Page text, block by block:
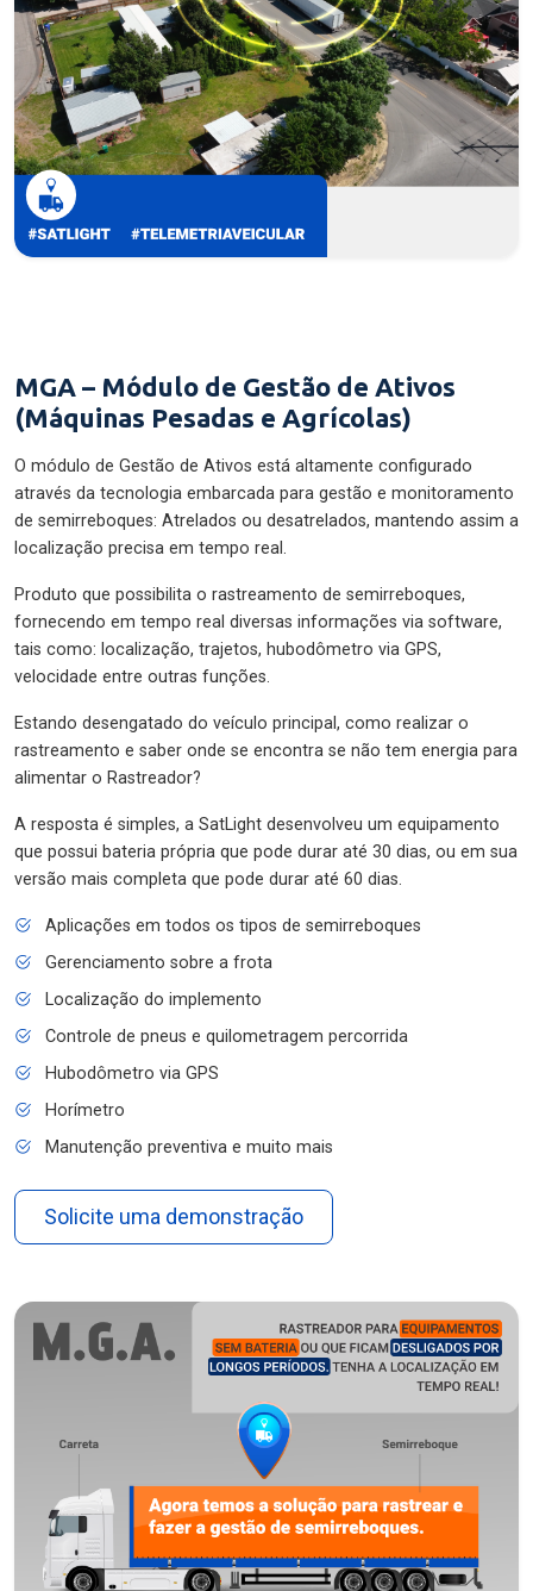
MGA – Módulo de Gestão de Ativos
(Máquinas Pesadas e Agrícolas)
O módulo de Gestão de Ativos está altamente configurado
através da tecnologia embarcada para gestão e monitoramento
de semirreboques: Atrelados ou desatrelados, mantendo assim a
localização precisa em tempo real.
Produto que possibilita o rastreamento de semirreboques,
fornecendo em tempo real diversas informações via software,
tais como: localização, trajetos, hubodômetro via GPS,
velocidade entre outras funções.
Estando desengatado do veículo principal, como realizar o
rastreamento e saber onde se encontra se não tem energia para
alimentar o Rastreador?
A resposta é simples, a SatLight desenvolveu um equipamento
que possui bateria própria que pode durar até 30 dias, ou em sua
versão mais completa que pode durar até 60 dias.
Aplicações em todos os tipos de semirreboques
Gerenciamento sobre a frota
Localização do implemento
Controle de pneus e quilometragem percorrida
Hubodômetro via GPS
Horímetro
Manutenção preventiva e muito mais
Solicite uma demonstração